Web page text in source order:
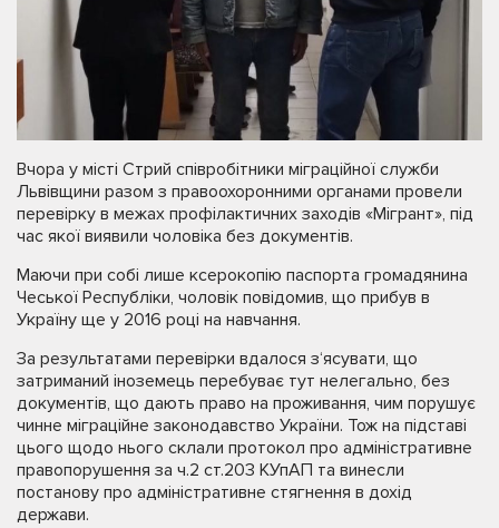
Вчора у місті Стрий співробітники міграційної служби
Львівщини разом з правоохоронними органами провели
перевірку в межах профілактичних заходів «Мігрант», під
час якої виявили чоловіка без документів.
Маючи при собі лише ксерокопію паспорта громадянина
Чеської Республіки, чоловік повідомив, що прибув в
Україну ще у 2016 році на навчання.
За результатами перевірки вдалося з‘ясувати, що
затриманий іноземець перебуває тут нелегально, без
документів, що дають право на проживання, чим порушує
чинне міграційне законодавство України. Тож на підставі
цього щодо нього склали протокол про адміністративне
правопорушення за ч.2 ст.203 КУпАП та винесли
постанову про адміністративне стягнення в дохід
держави.